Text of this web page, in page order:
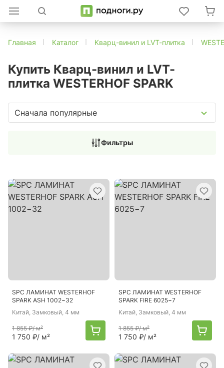
Главная Каталог Кварц-винил и LVT-плитка
Купить Кварц-винил и LVT-
плитка WESTERHOF SPARK
Сначала популярные
Фильтры
SPC ЛАМИНАТ WESTERHOF
SPARK ASH 1002−32
Китай, Замковый, 4 мм
1 855 ₽/ м²
1 750 ₽/ м²
SPC ЛАМИНАТ WESTERHOF
SPARK FIRE 6025−7
Китай, Замковый, 4 мм
1 855 ₽/ м²
1 750 ₽/ м²